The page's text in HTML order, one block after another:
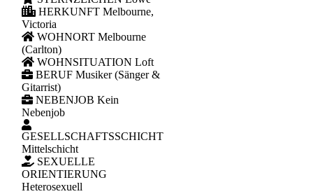
HERKUNFT Melbourne,
Victoria
WOHNORT Melbourne
(Carlton)
WOHNSITUATION Loft
BERUF Musiker (Sänger &
Gitarrist)
NEBENJOB Kein
Nebenjob
GESELLSCHAFTSSCHICHT
Mittelschicht
SEXUELLE
ORIENTIERUNG
Heterosexuell